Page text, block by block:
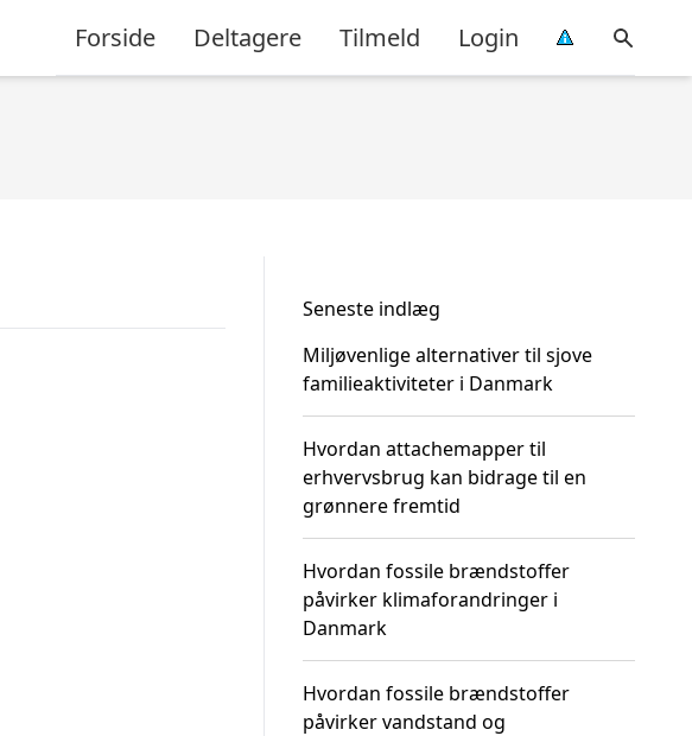
Forside Deltagere Tilmeld Login
Seneste indlæg
Miljøvenlige alternativer til sjove
familieaktiviteter i Danmark
Hvordan attachemapper til
erhvervsbrug kan bidrage til en
grønnere fremtid
Hvordan fossile brændstoffer
påvirker klimaforandringer i
Danmark
Hvordan fossile brændstoffer
påvirker vandstand og